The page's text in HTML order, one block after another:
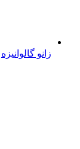
زانو گالوانیزه